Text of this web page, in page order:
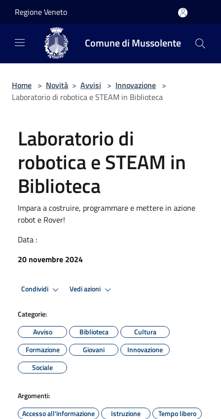
Regione Veneto
Comune di Mussolente
Home > Novità > Avvisi > Innovazione >
Laboratorio di robotica e STEAM in Biblioteca
Laboratorio di
robotica e STEAM in
Biblioteca
Impara a costruire, programmare e mettere in azione
robot e Rover!
Data :
20 novembre 2024
Condividi Vedi azioni
Categorie:
Avviso
Biblioteca
Cultura
Formazione
Giovani
Innovazione
Sociale
Argomenti:
Accesso all'informazione
Istruzione Tempo libero